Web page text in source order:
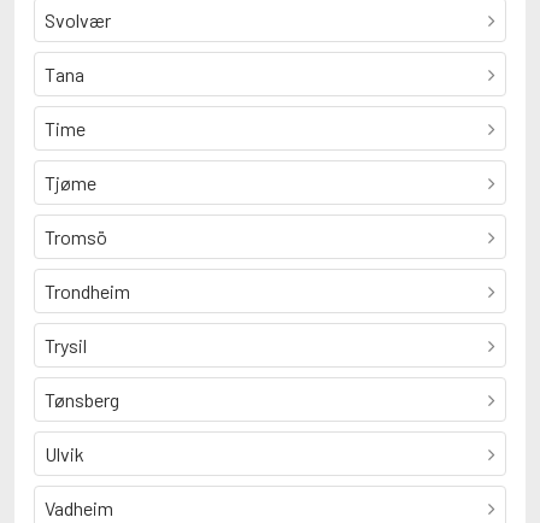
Svolvær
Tana
Time
Tjøme
Tromsö
Trondheim
Trysil
Tønsberg
Ulvik
Vadheim